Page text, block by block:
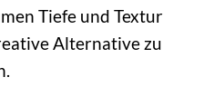
Tiefe und Textur
Alternative zu